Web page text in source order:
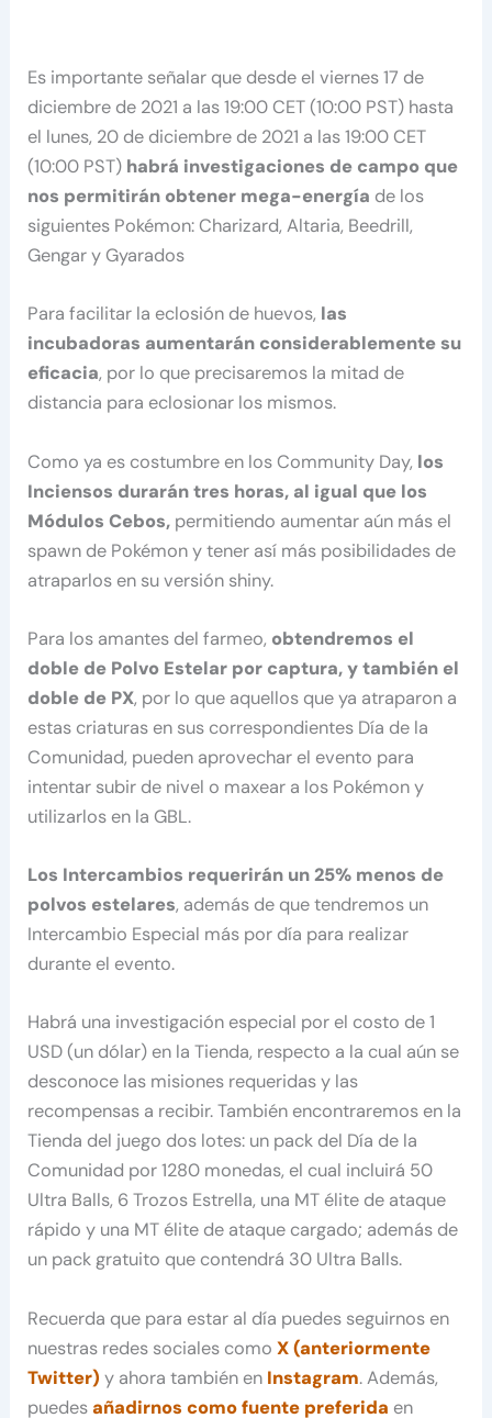
Es importante señalar que desde el viernes 17 de
diciembre de 2021 a las 19:00 CET (10:00 PST) hasta
el lunes, 20 de diciembre de 2021 a las 19:00 CET
(10:00 PST) habrá investigaciones de campo que
nos permitirán obtener mega-energía de los
siguientes Pokémon: Charizard, Altaria, Beedrill,
Gengar y Gyarados
Para facilitar la eclosión de huevos, las
incubadoras aumentarán considerablemente su
eficacia, por lo que precisaremos la mitad de
distancia para eclosionar los mismos.
Como ya es costumbre en los Community Day, los
Inciensos durarán tres horas, al igual que los
Módulos Cebos, permitiendo aumentar aún más el
spawn de Pokémon y tener así más posibilidades de
atraparlos en su versión shiny.
Para los amantes del farmeo, obtendremos el
doble de Polvo Estelar por captura, y también el
doble de PX, por lo que aquellos que ya atraparon a
estas criaturas en sus correspondientes Día de la
Comunidad, pueden aprovechar el evento para
intentar subir de nivel o maxear a los Pokémon y
utilizarlos en la GBL.
Los Intercambios requerirán un 25% menos de
polvos estelares, además de que tendremos un
Intercambio Especial más por día para realizar
durante el evento.
Habrá una investigación especial por el costo de 1
USD (un dólar) en la Tienda, respecto a la cual aún se
desconoce las misiones requeridas y las
recompensas a recibir. También encontraremos en la
Tienda del juego dos lotes: un pack del Día de la
Comunidad por 1280 monedas, el cual incluirá 50
Ultra Balls, 6 Trozos Estrella, una MT élite de ataque
rápido y una MT élite de ataque cargado; además de
un pack gratuito que contendrá 30 Ultra Balls.
Recuerda que para estar al día puedes seguirnos en
nuestras redes sociales comoX (anteriormente
Twitter) y ahora también en Instagram. Además,
puedesañadirnos como fuente preferida en